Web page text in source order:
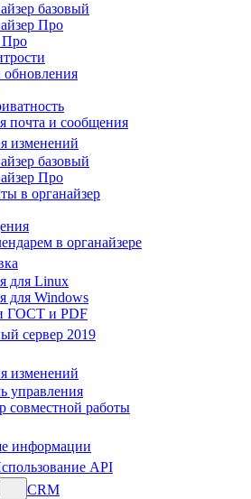
базовый
Про
Про
обновления
почта и сообщения
изменений
базовый
Про
в органайзер
в органайзере
для Linux
для Windows
ГОСТ и PDF
сервер 2019
изменений
управления
совместной работы
информации
API
CRM